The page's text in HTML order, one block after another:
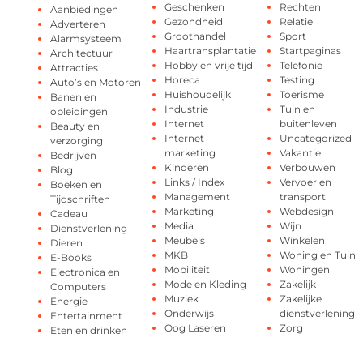
Aanbiedingen
Adverteren
Alarmsysteem
Architectuur
Attracties
Auto’s en Motoren
Banen en
opleidingen
Beauty en
verzorging
Bedrijven
Blog
Boeken en
Tijdschriften
Cadeau
Dienstverlening
Dieren
E-Books
Electronica en
Computers
Energie
Entertainment
Eten en drinken
Geschenken
Gezondheid
Groothandel
Haartransplantatie
Hobby en vrije tijd
Horeca
Huishoudelijk
Industrie
Internet
Internet
marketing
Kinderen
Links / Index
Management
Marketing
Media
Meubels
MKB
Mobiliteit
Mode en Kleding
Muziek
Onderwijs
Oog Laseren
Rechten
Relatie
Sport
Startpaginas
Telefonie
Testing
Toerisme
Tuin en
buitenleven
Uncategorized
Vakantie
Verbouwen
Vervoer en
transport
Webdesign
Wijn
Winkelen
Woning en Tuin
Woningen
Zakelijk
Zakelijke
dienstverlening
Zorg